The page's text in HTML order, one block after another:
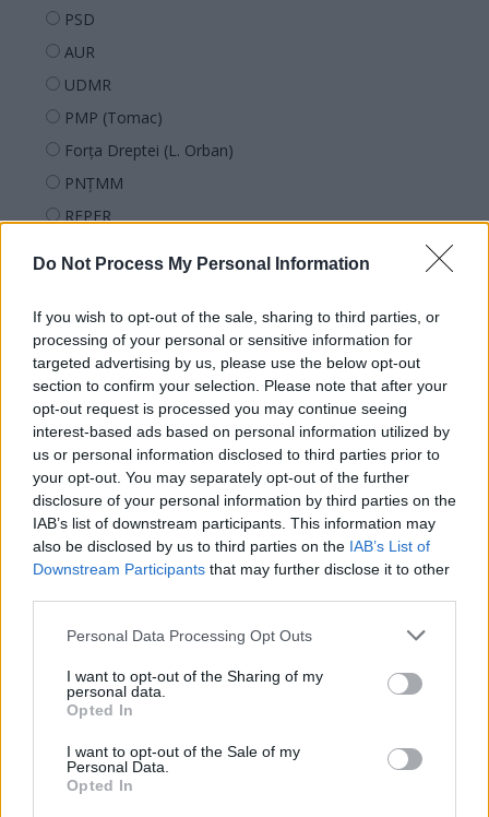
Do Not Process My Personal Information
If you wish to opt-out of the sale, sharing to third parties, or
processing of your personal or sensitive information for
targeted advertising by us, please use the below opt-out
section to confirm your selection. Please note that after your
opt-out request is processed you may continue seeing
interest-based ads based on personal information utilized by
us or personal information disclosed to third parties prior to
your opt-out. You may separately opt-out of the further
disclosure of your personal information by third parties on the
IAB’s list of downstream participants. This information may
also be disclosed by us to third parties on the IAB’s List of
Downstream Participants that may further disclose it to other
Personal Data Processing Opt Outs
I want to opt-out of the Sharing of my
personal data.
Opted In
I want to opt-out of the Sale of my
Personal Data.
Opted In
PSD
AUR
UDMR
PMP (Tomac)
Forța Dreptei (L. Orban)
PNȚMM
REPER
POT (Gavrilă)
PACE (Peia)
Acțiunea Conservatoare (Târziu)
PDF (Lazarus)
PUSL (D. Voiculescu)
PNȚCD (Pavelescu)
PNCR (Terheș)
Partidul Patrioților (Surugiu)
FAR (Coarnă)
România pe Primul Loc (Ponta)
Altul
Arhiva sondajelor